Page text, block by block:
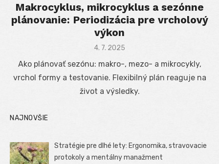
Makrocyklus, mikrocyklus a sezónne
plánovanie: Periodizácia pre vrcholový
výkon
Posted
4. 7. 2025
Ako plánovať sezónu: makro-, mezo- a mikrocykly,
vrchol formy a testovanie. Flexibilný plán reaguje na
život a výsledky.
NAJNOVŠIE
Stratégie pre dlhé lety: Ergonomika, stravovacie
protokoly a mentálny manažment